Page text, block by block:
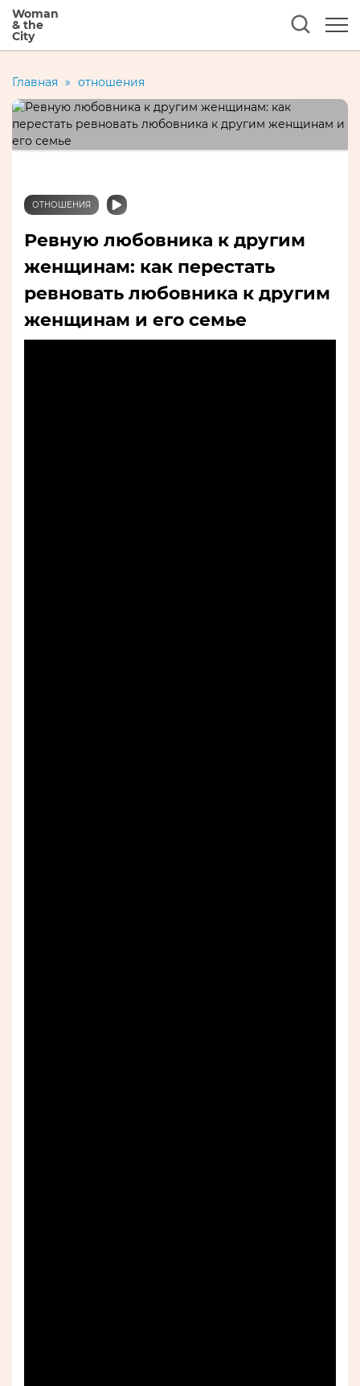
Woman
& the
City
Главная » отношения
ОТНОШЕНИЯ
Ревную любовника к другим
женщинам: как перестать
ревновать любовника к другим
женщинам и его семье